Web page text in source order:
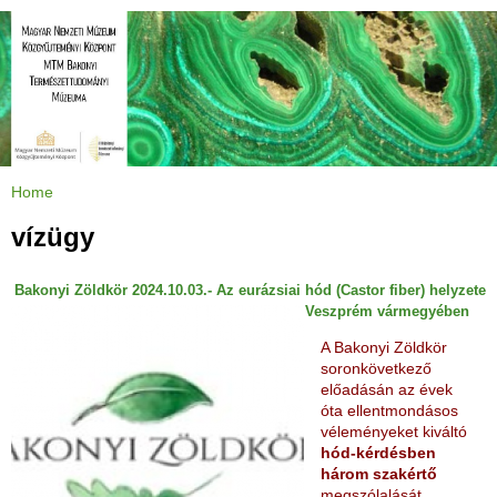
Jump to navigation
Y
u
a
h
e
Home
vízügy
Bakonyi Zöldkör 2024.10.03.- Az eurázsiai hód (Castor fiber) helyzete
Veszprém vármegyében
A Bakonyi Zöldkör
soronkövetkező
előadásán az évek
óta ellentmondásos
véleményeket kiváltó
hód-kérdésben
három szakértő